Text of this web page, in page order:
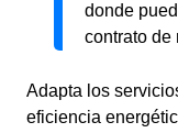
donde
contrato de
Adapta los
eficiencia